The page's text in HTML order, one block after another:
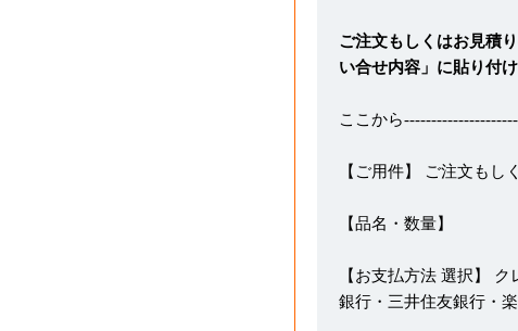
ご注文もしくはお見積
い合せ内容」に貼り付け
ここから
【ご用件】 ご注文もし
【品名・数量】
【お支払方法 選択】
銀行・三井住友銀行・